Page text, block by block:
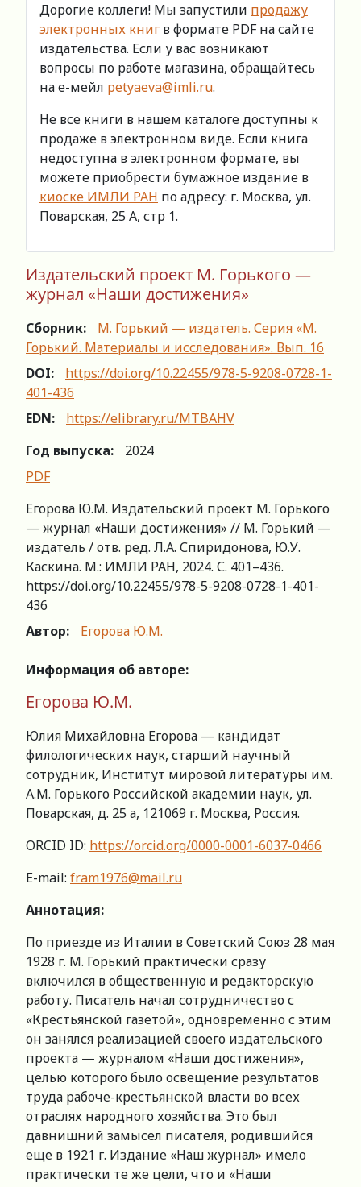
Дорогие коллеги! Мы запустили продажу
электронных книг в формате PDF на сайте
издательства. Если у вас возникают
вопросы по работе магазина, обращайтесь
на е-мейл petyaeva@imli.ru.
Не все книги в нашем каталоге доступны к
продаже в электронном виде. Если книга
недоступна в электронном формате, вы
можете приобрести бумажное издание в
киоске ИМЛИ РАН по адресу: г. Москва, ул.
Поварская, 25 А, стр 1.
Издательский проект М. Горького —
журнал «Наши достижения»
Сборник:
М. Горький — издатель. Серия «М.
Горький. Материалы и исследования». Вып. 16
DOI:
https://doi.org/10.22455/978-5-9208-0728-1-
401-436
EDN:
https://elibrary.ru/MTBAHV
Год выпуска:
2024
PDF
Егорова Ю.М. Издательский проект М. Горького
— журнал «Наши достижения» // М. Горький —
издатель / отв. ред. Л.А. Спиридонова, Ю.У.
Каскина. М.: ИМЛИ РАН, 2024. С. 401–436.
https://doi.org/10.22455/978-5-9208-0728-1-401-
436
Автор:
Егорова Ю.М.
Информация об авторе:
Егорова Ю.М.
Юлия Михайловна Егорова — кандидат
филологических наук, старший научный
сотрудник, Институт мировой литературы им.
А.М. Горького Российской академии наук, ул.
Поварская, д. 25 а, 121069 г. Москва, Россия.
ORCID ID: https://orcid.org/0000-0001-6037-0466
Е-mail: fram1976@mail.ru
Аннотация:
По приезде из Италии в Советский Союз 28 мая
1928 г. М. Горький практически сразу
включился в общественную и редакторскую
работу. Писатель начал сотрудничество с
«Крестьянской газетой», одновременно с этим
он занялся реализацией своего издательского
проекта — журналом «Наши достижения»,
целью которого было освещение результатов
труда рабоче-крестьянской власти во всех
отраслях народного хозяйства. Это был
давнишний замысел писателя, родившийся
еще в 1921 г. Издание «Наш журнал» имело
практически те же цели, что и «Наши